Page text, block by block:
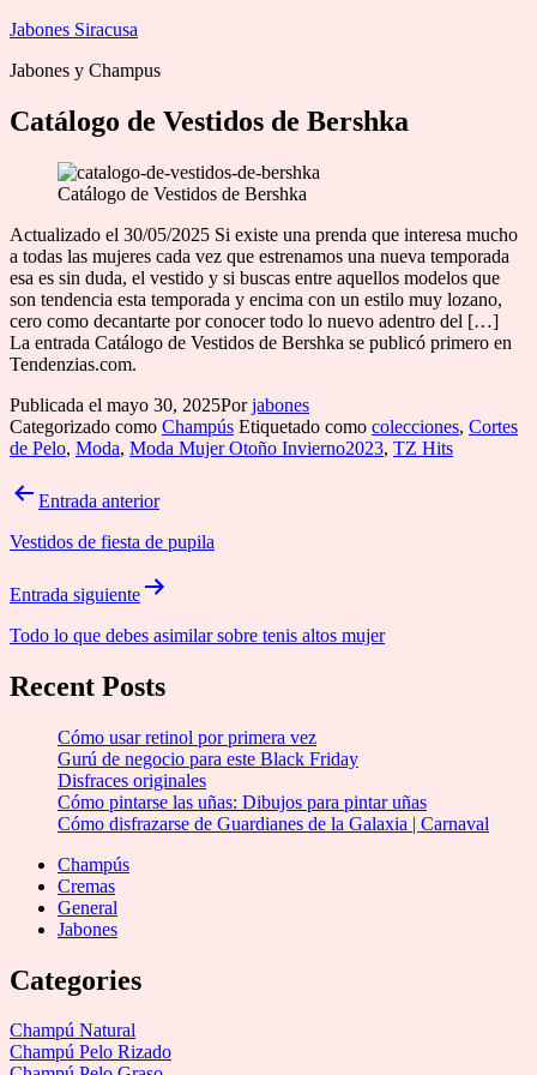
Saltar
contenido
Jabones Siracusa
Jabones y Champus
Catálogo de Vestidos de Bershka
Catálogo de Vestidos de Bershka
Actualizado el 30/05/2025 Si existe una prenda que interesa mucho
a todas las mujeres cada vez que estrenamos una nueva temporada
esa es sin duda, el vestido y si buscas entre aquellos modelos que
son tendencia esta temporada y encima con un estilo muy lozano,
cero como decantarte por conocer todo lo nuevo adentro del […]
La entrada Catálogo de Vestidos de Bershka se publicó primero en
Tendenzias.com.
Publicada el mayo 30, 2025Porjabones
Categorizado como Champús Etiquetado como colecciones, Cortes
de Pelo, Moda, Moda Mujer Otoño Invierno2023, TZ Hits
Navegación
entradas
Entrada anterior
Vestidos de fiesta de pupila
Entrada siguiente
Todo lo que debes asimilar sobre tenis altos mujer
Recent Posts
Cómo usar retinol por primera vez
Gurú de negocio para este Black Friday
Disfraces originales
Cómo pintarse las uñas: Dibujos para pintar uñas
Cómo disfrazarse de Guardianes de la Galaxia | Carnaval
Champús
Cremas
General
Jabones
Categories
Champú Natural
Champú Pelo Rizado